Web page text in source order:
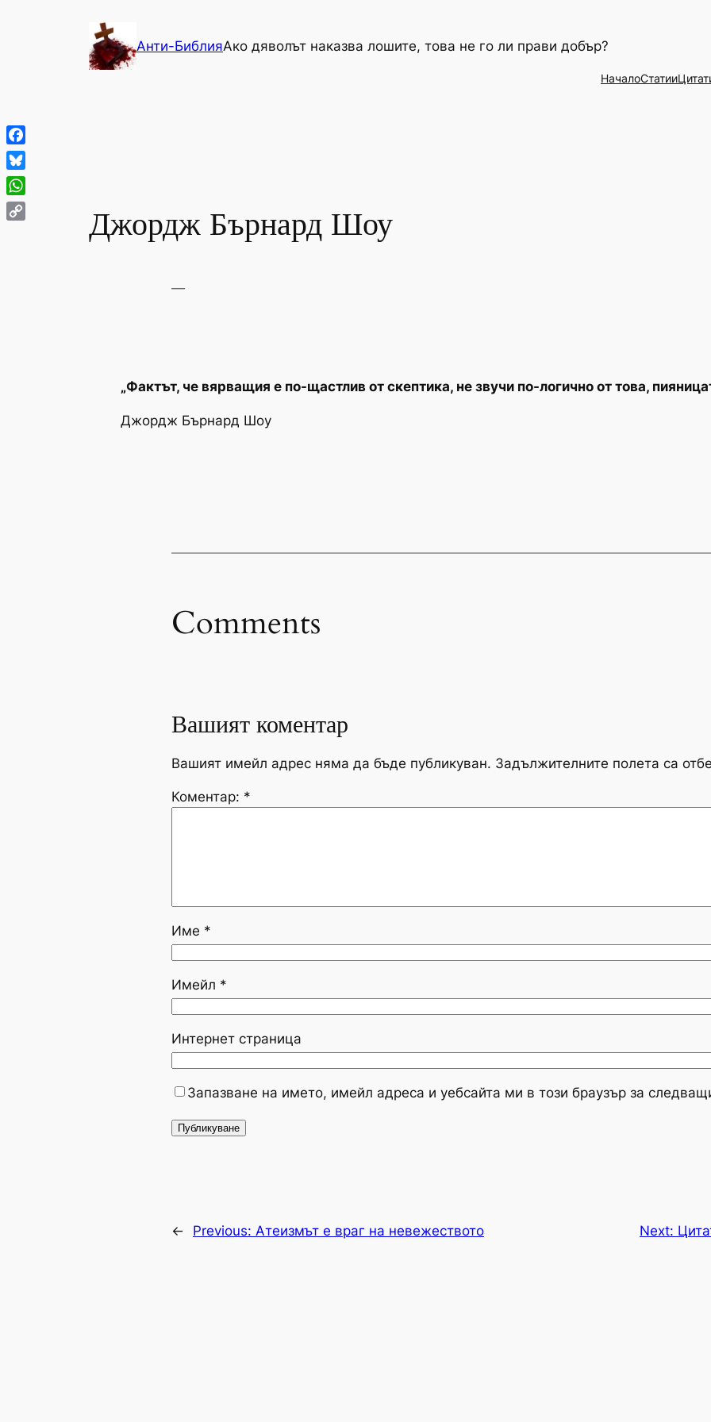
съдържанието
Анти-БиблияАко дяволът наказва лошите, това не го ли прави добър?
НачалоСтатии
Джордж Бърнард Шоу
—
„Фактът, че вярващия е по-щастлив от скептика, не звучи по-логично от това,
Джордж Бърнард Шоу
Comments
Вашият коментар
Вашият имейл адрес няма да бъде публикуван. Задължителните полета са
Коментар: *
Име *
Имейл *
Интернет страница
Запазване на името, имейл адреса и уебсайта ми в този браузър за
← Previous: Атеизмът е враг на невежеството Next:
Facebook
Bluesky
WhatsApp